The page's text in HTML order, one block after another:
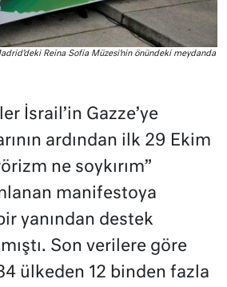
Reina Sofia Müzesi’nin önündeki meydanda
İsrail’in Gazze’ye
ardından ilk 29 Ekim
ne soykırım”
manifestoya
yanından destek
Son verilere göre
ülkeden 12 binden fazla